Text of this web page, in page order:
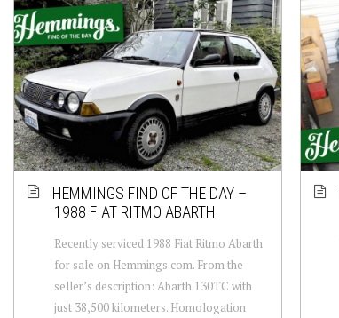
HEMMINGS FIND OF THE DAY –
1988 FIAT RITMO ABARTH
Recently serviced 1988 Fiat Ritmo Abarth
for sale on Hemmings.com. From the
seller’s description: Abarth 130TC with
just 38,500 kilometers. Homologation